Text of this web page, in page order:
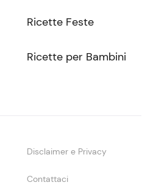
Ricette Feste
Ricette per Bambini
Disclaimer e Privacy
Contattaci